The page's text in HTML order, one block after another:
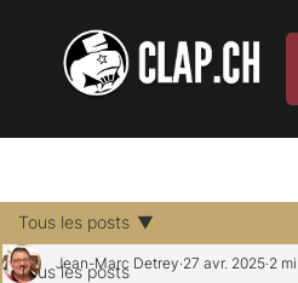
Tous les posts
Tous les posts
Jean-Marc Detrey 27 avr. 2025 2